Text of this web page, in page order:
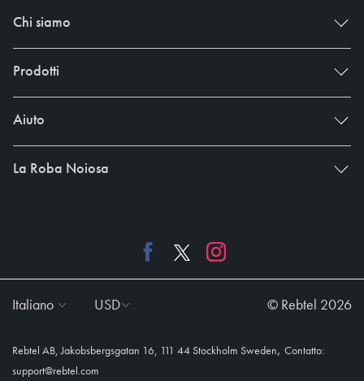
Chi siamo
Prodotti
Aiuto
La Roba Noiosa
Italiano USD © Rebtel 2026
Rebtel AB, Jakobsbergsgatan 16, 111 44 Stockholm Sweden, Contatto:
support@rebtel.com